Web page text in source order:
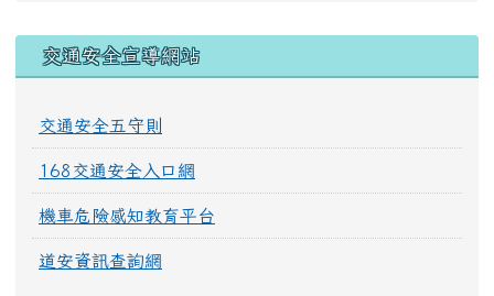
交通安全宣導網站
交通安全五守則
168交通安全入口網
機車危險感知教育平台
道安資訊查詢網